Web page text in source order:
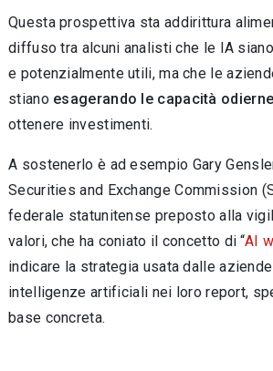
Questa prospettiva sta addirittura
diffuso tra alcuni analisti che le IA
e potenzialmente utili, ma che le
stiano esagerando le capacità
ottenere investimenti.
A sostenerlo è ad esempio Gary
Securities and Exchange Commission
federale statunitense preposto alla
valori, che ha coniato il concetto di “AI
indicare la strategia usata dalle
intelligenze artificiali nei loro report,
base concreta.